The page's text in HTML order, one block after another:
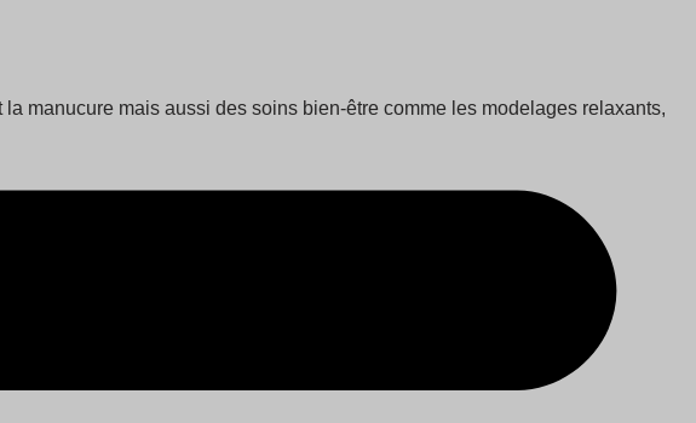
manucure mais aussi des soins bien-être comme les modelages relaxants,